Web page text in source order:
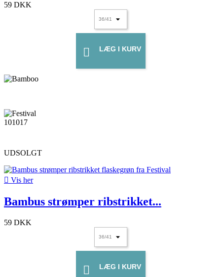
59 DKK
 LÆG I KURV
UDSOLGT
 Vis her
Bambus strømper ribstrikket...
59 DKK
 LÆG I KURV